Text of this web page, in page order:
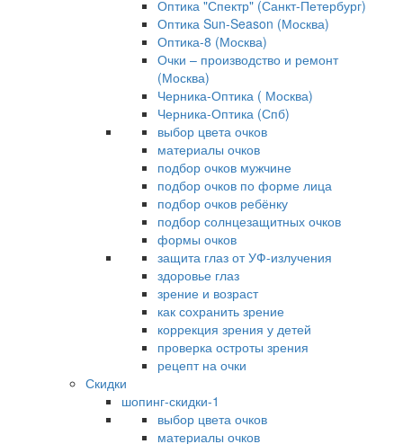
Оптика "Спектр" (Санкт-Петербург)
Оптика Sun-Season (Москва)
Оптика-8 (Москва)
Очки – производство и ремонт
(Москва)
Черника-Оптика ( Москва)
Черника-Оптика (Спб)
выбор цвета очков
материалы очков
подбор очков мужчине
подбор очков по форме лица
подбор очков ребёнку
подбор солнцезащитных очков
формы очков
защита глаз от УФ-излучения
здоровье глаз
зрение и возраст
как сохранить зрение
коррекция зрения у детей
проверка остроты зрения
рецепт на очки
Скидки
шопинг-скидки-1
выбор цвета очков
материалы очков